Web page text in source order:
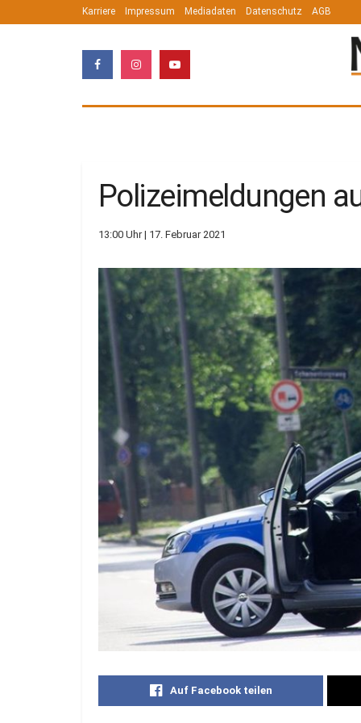
Karriere Impressum Mediadaten Datenschutz AGB
Polizeimeldungen
13:00 Uhr | 17. Februar 2021
Auf Facebook teilen